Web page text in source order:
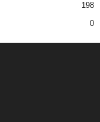
198
0